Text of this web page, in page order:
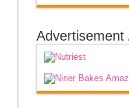
Advertisement